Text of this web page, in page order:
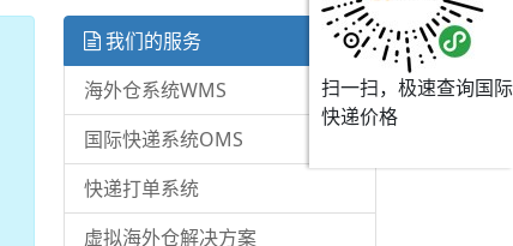
我们的服务
海外仓系统WMS
国际快递系统OMS
快递打单系统
虚拟海外仓解决方案
扫一扫，极速查询国际
快递价格